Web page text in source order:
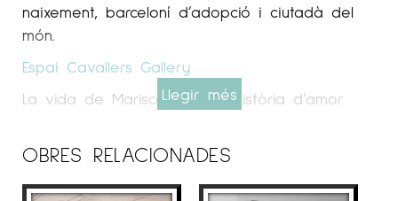
naixement, barceloní d’adopció i ciutadà del
món.
Espai Cavallers Gallery
La vida de Mariscal és una història d’amor
El mediterrani, l’albufera, la llum, els amics, els
bars, els carrers, la passió per la vida han
marcat la seva trajectòria artística.
Llegir més
OBRES RELACIONADES